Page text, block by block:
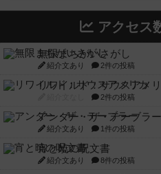
アクセス
無限まちがいさがし
紹介文あり 2件の投稿
リワイルド：サウスアメ
2件の投稿
アンダー・ザ・テーブラー
紹介文あり 1件の投稿
宵と暁の呪文書
紹介文あり 8件の投稿